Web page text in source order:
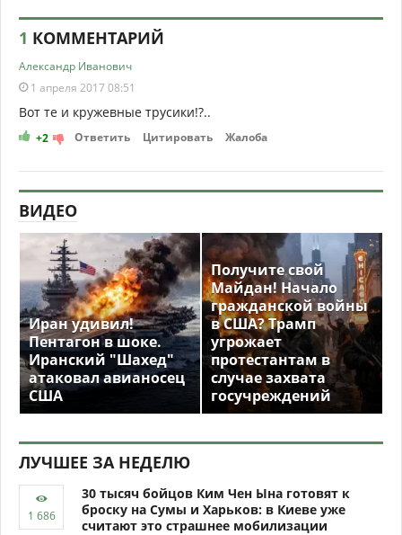
1 КОММЕНТАРИЙ
Александр Иванович
1 апреля 2017 08:51
Вот те и кружевные трусики!?..
+2 Ответить Цитировать Жалоба
ВИДЕО
Иран удивил!
Пентагон в шоке.
Иранский "Шахед"
атаковал авианосец
США
Получите свой
Майдан! Начало
гражданской войны
в США? Трамп
угрожает
протестантам в
случае захвата
госучреждений
ЛУЧШЕЕ ЗА НЕДЕЛЮ
30 тысяч бойцов Ким Чен Ына готовят к
броску на Сумы и Харьков: в Киеве уже
считают это страшнее мобилизации